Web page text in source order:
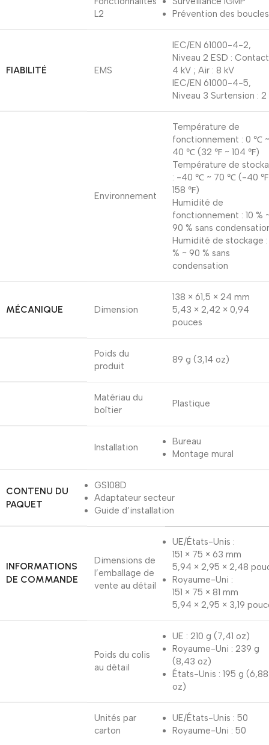
L2
Prévention des boucles
FIABILITÉ EMS
IEC/EN 61000-4-2,
Niveau 2 ESD :
4 kV ; Air : 8 kV
IEC/EN 61000-4-5,
Niveau 3 Surtension : 2
Environnement
Température de
fonctionnement : 0 ℃ ~
40 ℃ (32 ℉ ~ 104 ℉)
Température de
: -40 ℃ ~ 70 ℃ (-40 ℉
158 ℉)
Humidité de
fonctionnement : 10 %
90 % sans
Humidité de stockage
% ~ 90 % sans
condensation
MÉCANIQUE Dimension
138 × 61,5 × 24 mm
5,43 × 2,42 × 0,94
pouces
Poids du
produit
89 g (3,14 oz)
Matériau du
boîtier
Plastique
Installation
Bureau
Montage mural
CONTENU DU
PAQUET
GS108D
Adaptateur secteur
Guide d’installation
INFORMATIONS
DE COMMANDE
Dimensions de
l’emballage de
vente au détail
UE/États-Unis :
151 × 75 × 63 mm
5,94 × 2,95 × 2,48
Royaume-Uni :
151 × 75 × 81 mm
5,94 × 2,95 × 3,19
Poids du colis
au détail
UE : 210 g (7,41 oz)
Royaume-Uni : 239 g
(8,43 oz)
États-Unis : 195 g (6,88
oz)
Unités par
carton
UE/États-Unis : 50
Royaume-Uni : 50